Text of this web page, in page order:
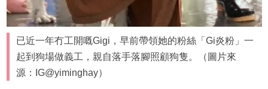
已近一年冇工開嘅Gigi，早前帶領她的粉絲「Gi炎粉」一
起到狗場做義工，親自落手落腳照顧狗隻。（圖片來
源：IG@yiminghay）